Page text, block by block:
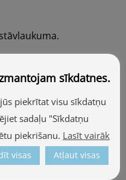
sīkdatnes.
piekrītat visu sīkdatņu
sadaļu "Sīkdatņu
piekrišanu. Lasīt vairāk
visas Atļaut visas